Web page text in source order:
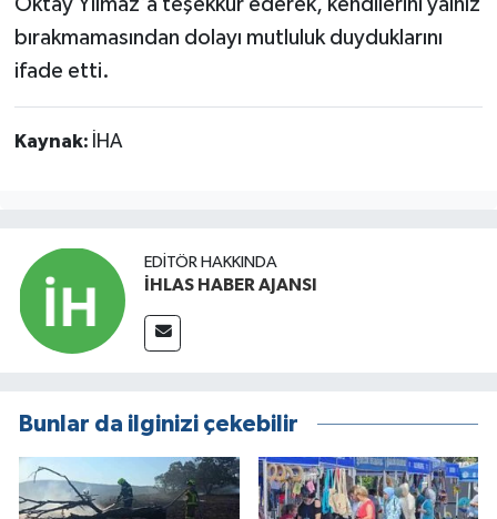
Oktay Yılmaz'a teşekkür ederek, kendilerini yalnız
bırakmamasından dolayı mutluluk duyduklarını
ifade etti.
Kaynak: İHA
EDITÖR HAKKINDA
İHLAS HABER AJANSI
Bunlar da ilginizi çekebilir